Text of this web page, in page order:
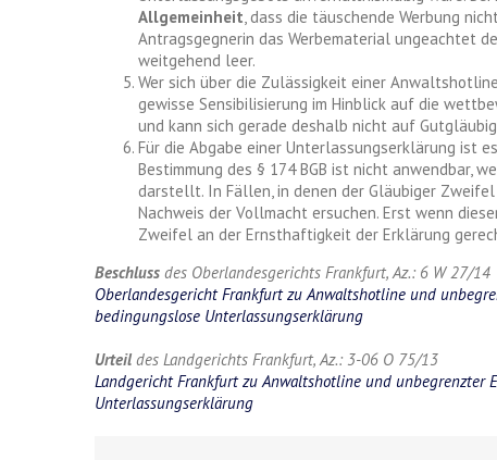
Allgemeinheit, dass die täuschende Werbung
Antragsgegnerin das Werbematerial ungeachtet
weitgehend leer.
Wer sich über die Zulässigkeit einer
gewisse Sensibilisierung im Hinblick auf die
und kann sich gerade deshalb nicht auf
Für die Abgabe einer Unterlassungserklärung ist
Bestimmung des § 174 BGB ist nicht anwendbar,
darstellt. In Fällen, in denen der Gläubiger
Nachweis der Vollmacht ersuchen. Erst wenn
Zweifel an der Ernsthaftigkeit der Erklärung
Beschluss des Oberlandesgerichts Frankfurt, Az.: 6 W 27/14
Oberlandesgericht Frankfurt zu Anwaltshotline und
bedingungslose Unterlassungserklärung
Urteildes Landgerichts Frankfurt, Az.: 3-06 O 75/13
Landgericht Frankfurt zu Anwaltshotline und unbegrenzter
Unterlassungserklärung